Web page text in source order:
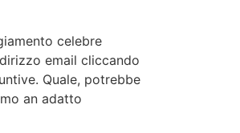
celebre
email cliccando
Quale, potrebbe
an adatto